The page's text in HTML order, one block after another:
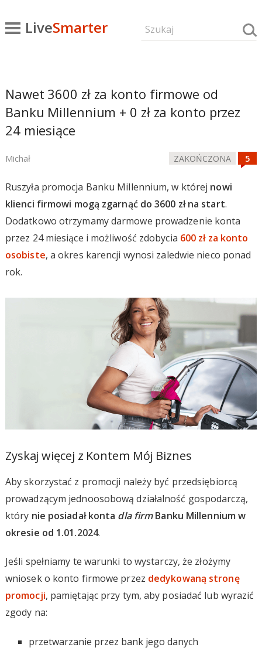
LiveSmarter
Nawet 3600 zł za konto firmowe od
Banku Millennium + 0 zł za konto przez
24 miesiące
Michał ZAKOŃCZONA
Ruszyła promocja Banku Millennium, w której nowi
klienci firmowi mogą zgarnąć do 3600 zł na start.
Dodatkowo otrzymamy darmowe prowadzenie konta
przez 24 miesiące i możliwość zdobycia 600 zł za konto
osobiste, a okres karencji wynosi zaledwie nieco ponad
rok.
Zyskaj więcej z Kontem Mój Biznes
Aby skorzystać z promocji należy być przedsiębiorcą
prowadzącym jednoosobową działalność gospodarczą,
który nie posiadał konta dla firmBanku Millennium w
okresie od 1.01.2024.
Jeśli spełniamy te warunki to wystarczy, że złożymy
wniosek o konto firmowe przez dedykowaną stronę
promocji, pamiętając przy tym, aby posiadać lub wyrazić
zgody na:
przetwarzanie przez bank jego danych